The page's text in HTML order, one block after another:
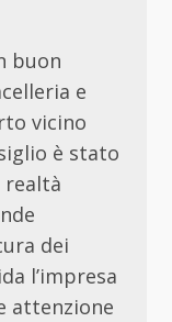
buon
e
vicino
è stato
realtà
dei
l’impresa
attenzione